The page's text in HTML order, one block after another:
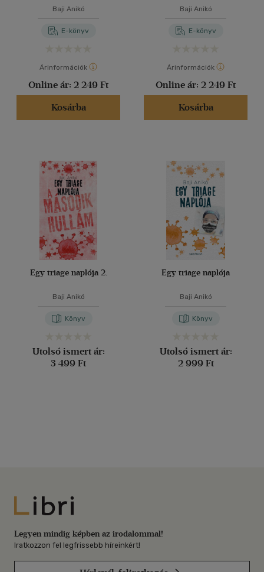
Baji Anikó
E-könyv
Árinformációk
Online ár: 2 249 Ft
Kosárba
Baji Anikó
E-könyv
Árinformációk
Online ár: 2 249 Ft
Kosárba
Egy triage naplója 2.
Baji Anikó
Könyv
Utolsó ismert ár:
3 499 Ft
Egy triage naplója
Baji Anikó
Könyv
Utolsó ismert ár:
2 999 Ft
Libri
Legyen mindig képben az irodalommal!
Iratkozzon fel legfrissebb híreinkért!